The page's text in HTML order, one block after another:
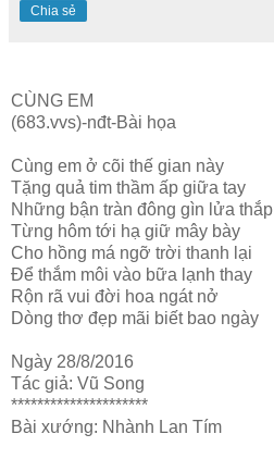
Chia sẻ
CÙNG EM
(683.vvs)-nđt-Bài họa
Cùng em ở cõi thế gian này
Tặng quả tim thầm ấp giữa tay
Những bận tràn đông gìn lửa thắp
Từng hôm tới hạ giữ mây bày
Cho hồng má ngỡ trời thanh lại
Để thắm môi vào bữa lạnh thay
Rộn rã vui đời hoa ngát nở
Dòng thơ đẹp mãi biết bao ngày
Ngày 28/8/2016
Tác giả: Vũ Song
*********************
Bài xướng: Nhành Lan Tím